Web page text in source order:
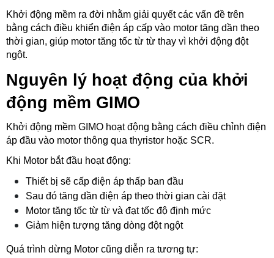
Khởi động mềm ra đời nhằm giải quyết các vấn đề trên
bằng cách điều khiển điện áp cấp vào motor tăng dần theo
thời gian, giúp motor tăng tốc từ từ thay vì khởi động đột
ngột.
Nguyên lý hoạt động của khởi
động mềm GIMO
Khởi động mềm GIMO hoạt động bằng cách điều chỉnh điện
áp đầu vào motor thông qua thyristor hoặc SCR.
Khi Motor bắt đầu hoạt động:
Thiết bị sẽ cấp điện áp thấp ban đầu
Sau đó tăng dần điện áp theo thời gian cài đặt
Motor tăng tốc từ từ và đạt tốc độ định mức
Giảm hiện tượng tăng dòng đột ngột
Quá trình dừng Motor cũng diễn ra tương tự: